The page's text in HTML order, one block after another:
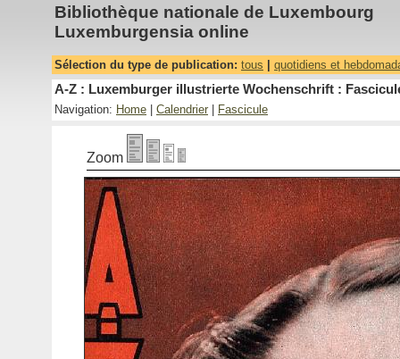
Bibliothèque nationale de Luxembourg
Luxemburgensia online
Sélection du type de publication: tous quotidiens et
A-Z : Luxemburger illustrierte Wochenschrift :
Navigation: Home Calendrier Fascicule
Zoom